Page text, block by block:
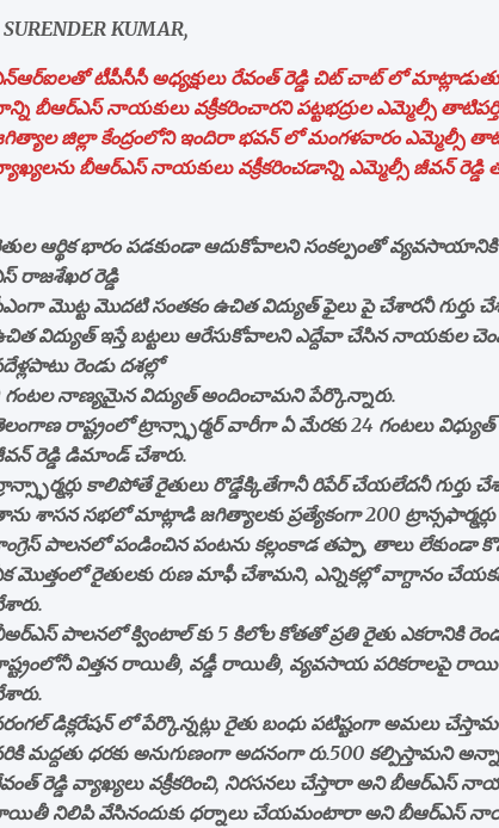
SURENDER KUMAR,
టీపీసీసీ అధ్యక్షులు రేవంత్ రెడ్డి చిట్ చాట్ లో
బీఆర్ఎస్ నాయకులు వక్రీకరించారని పట్టభద్రుల ఎమ్మెల్సీ
జిల్లా కేంద్రంలోని ఇందిరా భవన్ లో మంగళవారం ఎమ్మెల్సీ
బీఆర్ఎస్ నాయకులు వక్రీకరించడాన్ని ఎమ్మెల్సీ జీవన్ రెడ్డి
ఆర్థిక భారం పడకుండా ఆదుకోవాలని సంకల్పంతో
రాజశేఖర రెడ్డి
మొట్ట మొదటి సంతకం ఉచిత విద్యుత్ ఫైలు పై చేశారనీ గుర్తు
విద్యుత్ ఇస్తే బట్టలు ఆరేసుకోవాలని ఎద్దేవా చేసిన నాయకుల
రెండు దశల్లో
గంటల నాణ్యమైన విద్యుత్ అందించామని పేర్కొన్నారు.
రాష్ట్రంలో ట్రాన్స్ఫార్మర్ వారీగా ఏ మేరకు 24 గంటలు
రెడ్డి డిమాండ్ చేశారు.
కాలిపోతే రైతులు రొడ్డేక్కితేగానీ రిపేర్ చేయలేదనీ గుర్తు
శాసన సభలో మాట్లాడి జగిత్యాలకు ప్రత్యేకంగా 200
పాలనలో పండించిన పంటను కల్లంకాడ తప్పా, తాలు లేకుండా
మొత్తంలో రైతులకు రుణ మాఫీ చేశామని, ఎన్నికల్లో వాగ్దానం
పాలనలో క్వింటాల్ కు 5 కిలోల కోతతో ప్రతి రైతు ఎకరానికి
విత్తన రాయితీ, వడ్డీ రాయితీ, వ్యవసాయ పరికరాలపై రాయితీ
డిక్లరేషన్ లో పేర్కొన్నట్లు రైతు బంధు పటిష్టంగా అమలు
మద్దతు ధరకు అనుగుణంగా అదనంగా రు.500 కల్పిస్తామని
రెడ్డి వ్యాఖ్యలు వక్రీకరించి, నిరసనలు చేస్తారా అని బీఆర్ఎస్
నిలిపి వేసినందుకు ధర్నాలు చేయమంటారా అని బీఆర్ఎస్